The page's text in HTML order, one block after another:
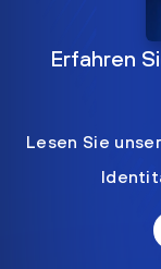
Erfahren
Lesen Sie